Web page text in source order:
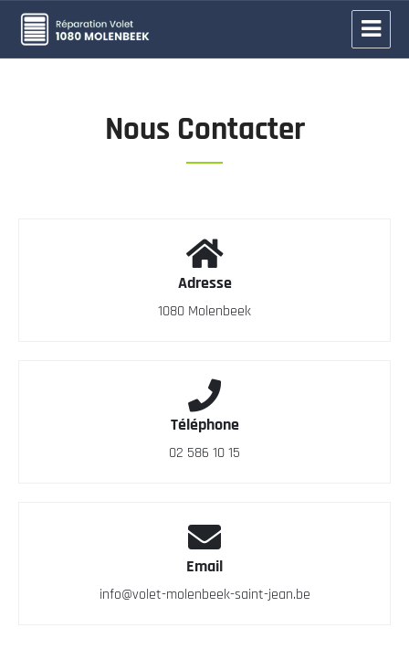
Réparation volet Molenbeek-Saint-
Nous Contacter
Adresse
1080 Molenbeek
Téléphone
02 586 10 15
Email
info@volet-molenbeek-saint-jean.be